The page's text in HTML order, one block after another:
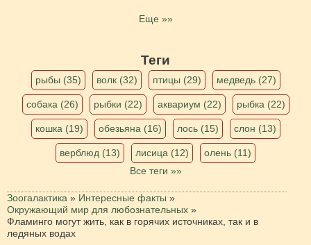
Еще »»
Теги
рыбы (35) волк (32) птицы (29) медведь (27)
собака (26) рыбки (22) аквариум (22) рыбка (22)
кошка (19) обезьяна (16) лось (15) слон (13)
верблюд (13) лисица (12)
олень (11)
Все теги »»
Зоогалактика » Интересные факты »
Окружающий мир для любознательных »
Фламинго могут жить, как в горячих источниках, так и в
ледяных водах